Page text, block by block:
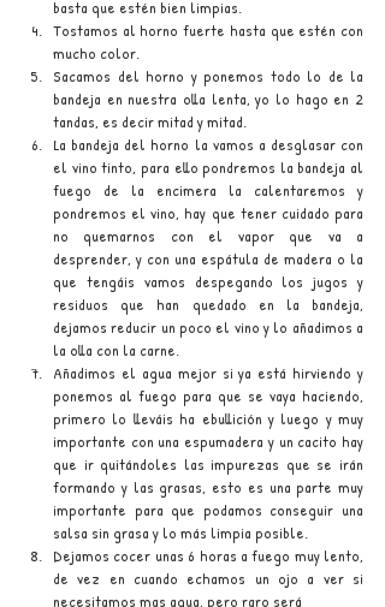
basta que estén bien limpias.
Tostamos al horno fuerte hasta que estén con
mucho color.
Sacamos del horno y ponemos todo lo de la
bandeja en nuestra olla lenta, yo lo hago en 2
tandas, es decir mitad y mitad.
La bandeja del horno la vamos a desglasar con
el vino tinto, para ello pondremos la bandeja al
fuego de la encimera la calentaremos y
pondremos el vino, hay que tener cuidado para
no quemarnos con el vapor que va a
desprender, y con una espátula de madera o la
que tengáis vamos despegando los jugos y
residuos que han quedado en la bandeja,
dejamos reducir un poco el vino y lo añadimos a
la olla con la carne.
Añadimos el agua mejor si ya está hirviendo y
ponemos al fuego para que se vaya haciendo,
primero lo lleváis ha ebullición y luego y muy
importante con una espumadera y un cacito hay
que ir quitándoles las impurezas que se irán
formando y las grasas, esto es una parte muy
importante para que podamos conseguir una
salsa sin grasa y lo más limpia posible.
Dejamos cocer unas 6 horas a fuego muy lento,
de vez en cuando echamos un ojo a ver si
necesitamos mas agua, pero raro será